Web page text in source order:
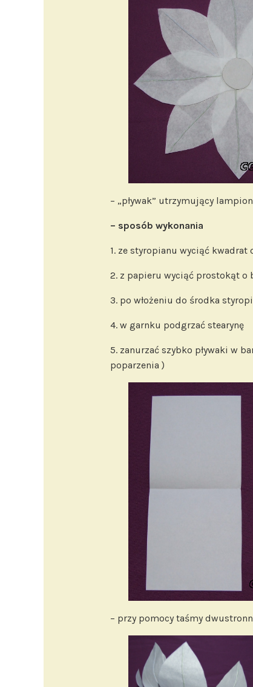
– „pływak” utrzymujący
– sposób wykonania
1. ze styropianu wyciąć
2. z papieru wyciąć prostokąt o
3. po włożeniu do środka
4. w garnku podgrzać stearynę
5. zanurzać szybko pływaki w
poparzenia )
– przy pomocy taśmy